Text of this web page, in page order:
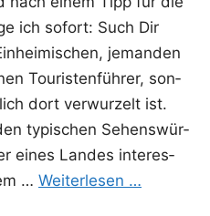
ich sofort: Such Dir
jeman­den
Tou­ris­ten­füh­rer, son­
dort ver­wur­zelt ist.
typi­schen Sehens­wür­
eines Lan­des inter­es­
… Wei­ter­le­sen …